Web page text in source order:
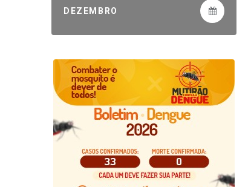
DEZEMBRO